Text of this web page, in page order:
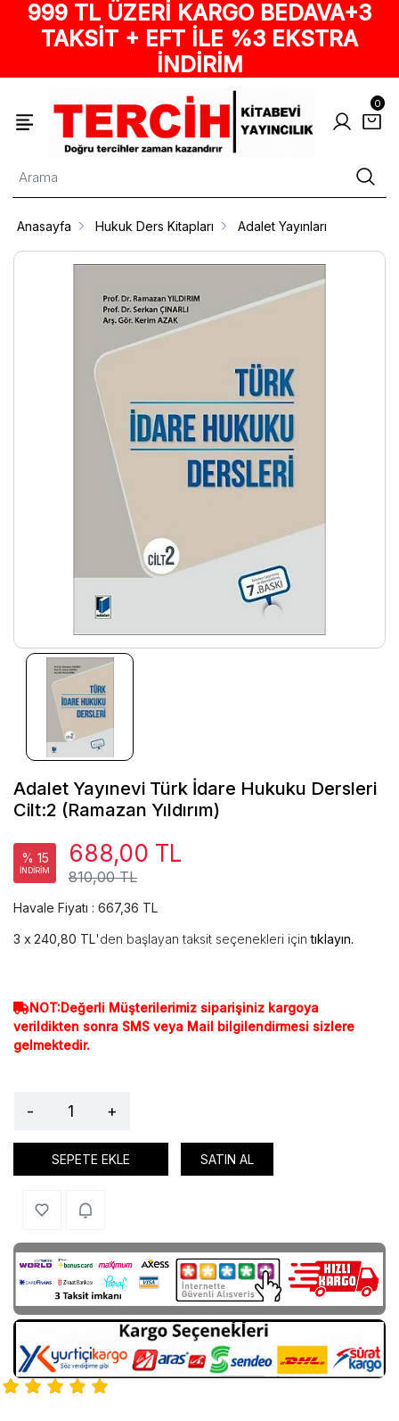
999 TL ÜZERİ KARGO BEDAVA+3
TAKSİT + EFT İLE %3 EKSTRA
İNDİRİM
0
Anasayfa Hukuk Ders Kitapları Adalet Yayınları
Adalet Yayınevi Türk İdare Hukuku Dersleri
Cilt:2 (Ramazan Yıldırım)
% 15
İNDİRİM 810,00 TL
688,00 TL
Havale Fiyatı : 667,36 TL
240,80 TL'den başlayan taksit seçenekleri içintıklayın.
NOT:Değerli Müşterilerimiz siparişiniz kargoya
verildikten sonra SMS veya Mail bilgilendirmesi sizlere
gelmektedir.
- +
SEPETE EKLE SATIN AL